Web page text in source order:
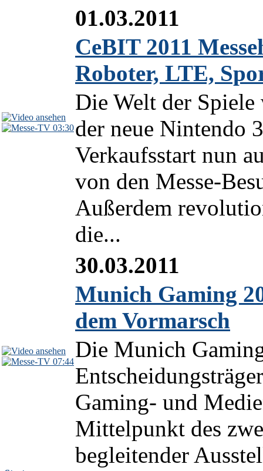
03:30
01.03.2011
CeBIT 2011
Roboter, LTE,
Die Welt der
der neue Nintendo
Verkaufsstart nun
von den Messe-
Außerdem
die...
07:44
30.03.2011
Munich Gaming
dem Vormarsch
Die Munich
Gaming- und
Mittelpunkt des
begleitender